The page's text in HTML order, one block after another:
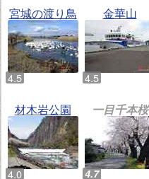
宮城の渡り鳥 金華山
材木岩公園 一目千本桜